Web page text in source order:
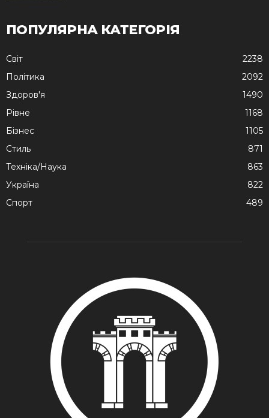
ПОПУЛЯРНА КАТЕГОРІЯ
Cвіт
2238
Політика
2092
Здоров'я
1490
Рівне
1168
Бізнес
1105
Стиль
871
Техніка/Наука
863
Україна
822
Спорт
489